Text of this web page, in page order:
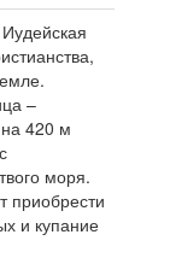
–
420 м
моря.
приобрести
и купание